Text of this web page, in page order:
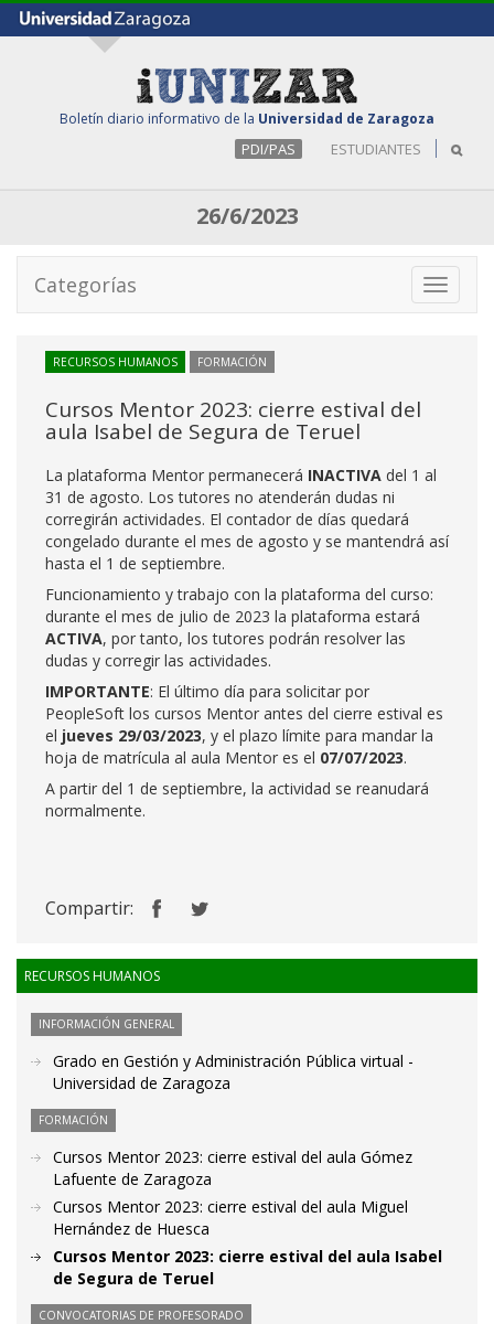
Boletín diario informativo de la Universidad de Zaragoza
PDI/PAS ESTUDIANTES
26/6/2023
Toggle
Categorías
RECURSOS HUMANOS FORMACIÓN
Cursos Mentor 2023: cierre estival del
aula Isabel de Segura de Teruel
La plataforma Mentor permanecerá INACTIVA del 1 al
31 de agosto. Los tutores no atenderán dudas ni
corregirán actividades. El contador de días quedará
congelado durante el mes de agosto y se mantendrá así
hasta el 1 de septiembre.
Funcionamiento y trabajo con la plataforma del curso:
durante el mes de julio de 2023 la plataforma estará
ACTIVA, por tanto, los tutores podrán resolver las
dudas y corregir las actividades.
IMPORTANTE: El último día para solicitar por
PeopleSoft los cursos Mentor antes del cierre estival es
el jueves 29/03/2023, y el plazo límite para mandar la
hoja de matrícula al aula Mentor es el 07/07/2023.
A partir del 1 de septiembre, la actividad se reanudará
normalmente.
Compartir:
RECURSOS HUMANOS
INFORMACIÓN GENERAL
Grado en Gestión y Administración Pública virtual -
Universidad de Zaragoza
FORMACIÓN
Cursos Mentor 2023: cierre estival del aula Gómez
Lafuente de Zaragoza
Cursos Mentor 2023: cierre estival del aula Miguel
Hernández de Huesca
Cursos Mentor 2023: cierre estival del aula Isabel
de Segura de Teruel
CONVOCATORIAS DE PROFESORADO